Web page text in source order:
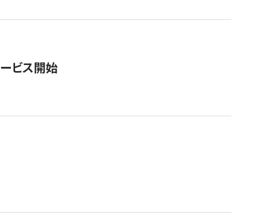
ビス開始